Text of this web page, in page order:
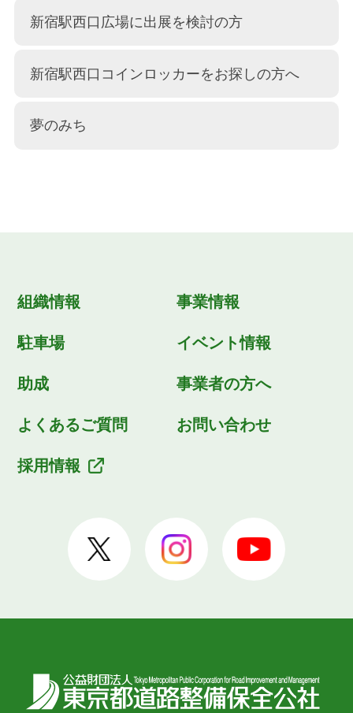
新宿駅西口広場に出展を検討の方
新宿駅西口コインロッカーをお探しの方へ
夢のみち
組織情報 事業情報
駐車場 イベント情報
助成 事業者の方へ
よくあるご質問 お問い合わせ
採用情報